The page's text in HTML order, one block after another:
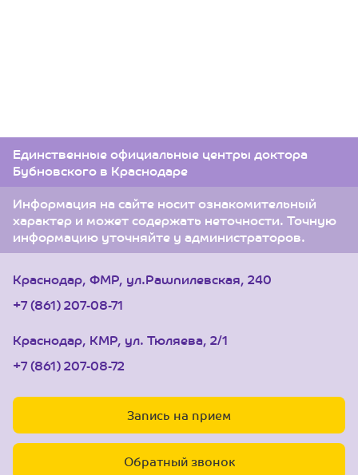
Единственные официальные центры доктора
Бубновского в Краснодаре
Информация на сайте носит ознакомительный
характер и может содержать неточности. Точную
информацию уточняйте у администраторов.
Краснодар, ФМР, ул.Рашпилевская, 240
+7 (861) 207-08-71
Краснодар, КМР, ул. Тюляева, 2/1
+7 (861) 207-08-72
Запись на прием
Обратный звонок